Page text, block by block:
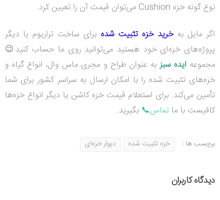
نوع گونه خزه Cushion می‌توان قیمت آن را تعیین کرد.
اگر مایل بهخرید خزه تثبیت شده برای ساخت تراریوم یا دیگر
پروژه‌های خزه‌ای خود هستید می‌توانید روی ما حساب کنید😉
مجموعه ایده سبزبه عنوان طراح و مجری ماس وال، انواع گیاه و
خزه‌های تثبیت شده را با امکان ارسال به سراسر کشور برای شما
تأمین می‌کند. برای استعلام قیمت خزه کاشن یا دیگر انواع خزه‌ها
کافیست با ما تماس📞 بگیرید.
برچسب ها : خزه تثبیت شده دیوار خزه‌ای
دیدگاه کاربران